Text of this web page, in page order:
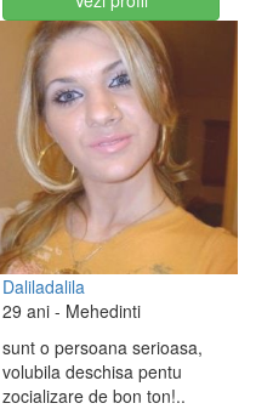
Daliladalila
29 ani - Mehedinti
sunt o persoana serioasa,
volubila deschisa pentu
zocializare de bon ton!..